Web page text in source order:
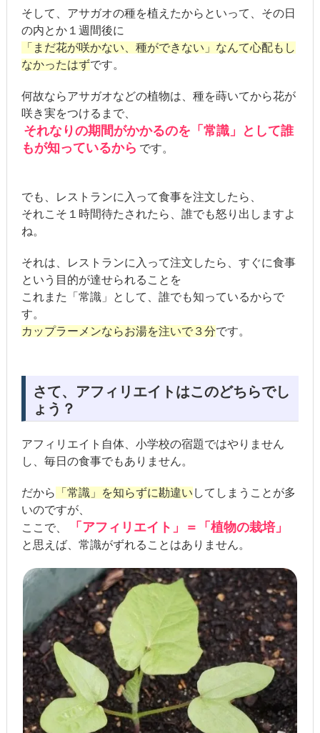
そして、アサガオの種を植えたからといって、その日
の内とか１週間後に
「まだ花が咲かない、種ができない」なんて心配もし
なかったはずです。
何故ならアサガオなどの植物は、種を蒔いてから花が
咲き実をつけるまで、
それなりの期間がかかるのを「常識」として誰
もが知っているから です。
でも、レストランに入って食事を注文したら、
それこそ１時間待たされたら、誰でも怒り出しますよ
ね。
それは、レストランに入って注文したら、すぐに食事
という目的が達せられることを
これまた「常識」として、誰でも知っているからで
す。
カップラーメンならお湯を注いで３分です。
さて、アフィリエイトはこのどちらでし
ょう？
アフィリエイト自体、小学校の宿題ではやりません
し、毎日の食事でもありません。
だから 「常識」を知らずに勘違い してしまうことが多
いのですが、
ここで、
「アフィリエイト」＝「植物の栽培」
と思えば、常識がずれることはありません。